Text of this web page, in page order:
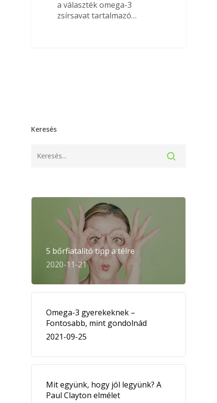
a választék omega-3
zsírsavat tartalmazó…
Keresés
5 bőrfiatalító tipp a télre
2020-11-21
Omega-3 gyerekeknek –
Fontosabb, mint gondolnád
2021-09-25
Mit együnk, hogy jól legyünk? A
Paul Clayton elmélet